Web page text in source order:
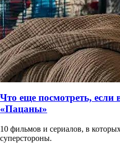
Что еще посмотреть, если
«Пацаны»
10 фильмов и сериалов, в
суперстороны.